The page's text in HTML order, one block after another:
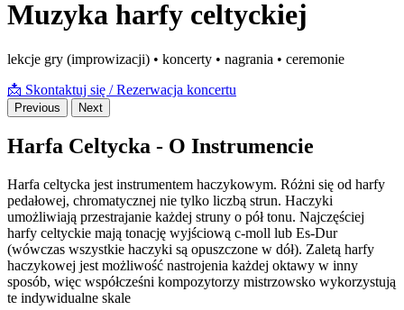
Muzyka harfy celtyckiej
lekcje gry (improwizacji) • koncerty • nagrania • ceremonie
📩 Skontaktuj się / Rezerwacja koncertu
Previous Next
Harfa Celtycka - O Instrumencie
Harfa celtycka jest instrumentem haczykowym. Różni się od harfy
pedałowej, chromatycznej nie tylko liczbą strun. Haczyki
umożliwiają przestrajanie każdej struny o pół tonu. Najczęściej
harfy celtyckie mają tonację wyjściową c-moll lub Es-Dur
(wówczas wszystkie haczyki są opuszczone w dół). Zaletą harfy
haczykowej jest możliwość nastrojenia każdej oktawy w inny
sposób, więc współcześni kompozytorzy mistrzowsko wykorzystują
te indywidualne skale